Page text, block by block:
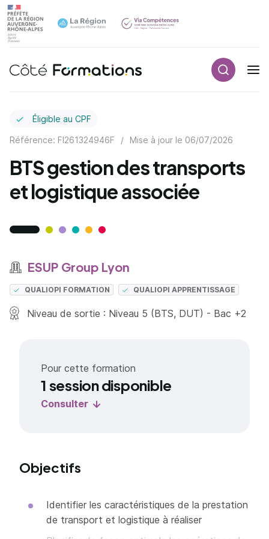
Navigation principale
Éligible au CPF
Référence: FI261324946F / Mise à jour le 06/07/2026
BTS gestion des transports
et logistique associée
ESUP Group Lyon
QUALIOPI FORMATION QUALIOPI APPRENTISSAGE
Niveau de sortie : Niveau 5 (BTS, DUT) - Bac +2
Pour cette formation
1 session disponible
Consulter
Objectifs
Identifier les caractéristiques de la prestation
de transport et logistique à réaliser